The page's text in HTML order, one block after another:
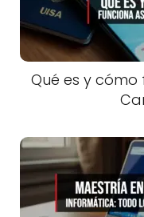
Qué es y cómo